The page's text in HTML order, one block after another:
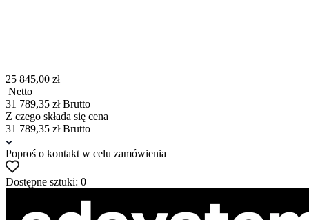
25 845,00 zł
Netto
31 789,35 zł Brutto
Z czego składa się cena
31 789,35 zł Brutto
Poproś o kontakt w celu zamówienia
Dostępne sztuki: 0